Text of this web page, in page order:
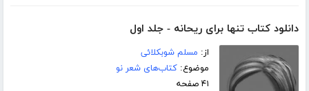
دانلود کتاب تنها برای ریحانه - جلد اول
از: مسلم شوبکلائی
موضوع:کتاب‌های شعر نو
۴۱ صفحه